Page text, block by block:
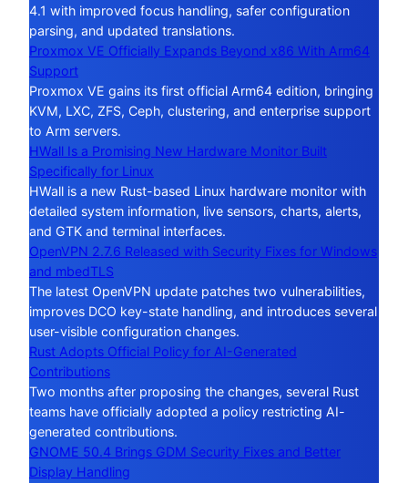
4.1 with improved focus handling, safer configuration
parsing, and updated translations.
Proxmox VE Officially Expands Beyond x86 With Arm64
Support
Proxmox VE gains its first official Arm64 edition, bringing
KVM, LXC, ZFS, Ceph, clustering, and enterprise support
to Arm servers.
HWall Is a Promising New Hardware Monitor Built
Specifically for Linux
HWall is a new Rust-based Linux hardware monitor with
detailed system information, live sensors, charts, alerts,
and GTK and terminal interfaces.
OpenVPN 2.7.6 Released with Security Fixes for Windows
and mbedTLS
The latest OpenVPN update patches two vulnerabilities,
improves DCO key-state handling, and introduces several
user-visible configuration changes.
Rust Adopts Official Policy for AI-Generated
Contributions
Two months after proposing the changes, several Rust
teams have officially adopted a policy restricting AI-
generated contributions.
GNOME 50.4 Brings GDM Security Fixes and Better
Display Handling